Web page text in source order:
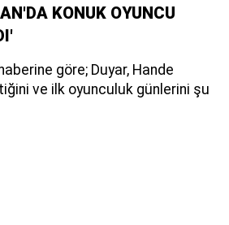
KONUK OYUNCU
göre; Duyar, Hande
ve ilk oyunculuk günlerini şu